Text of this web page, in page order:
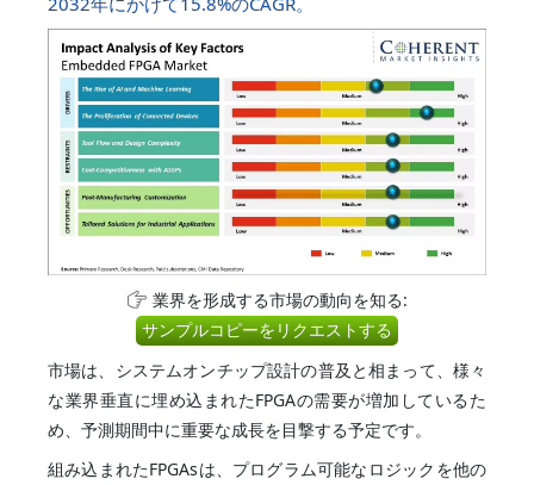
業界を形成する市場の動向を知る:
サンプルコピーをリクエストする
市場は、システムオンチップ設計の普及と相まって、様々
な業界垂直に埋め込まれたFPGAの需要が増加しているた
め、予測期間中に重要な成長を目撃する予定です。
組み込まれたFPGAsは、プログラム可能なロジックを他の